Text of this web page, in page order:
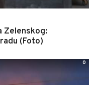
Zelenskog:
(Foto)
0